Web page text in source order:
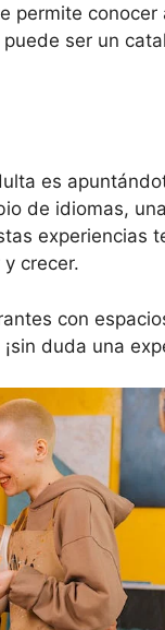
permite conocer
ser un
es
de idiomas,
experiencias
crecer.
con
duda una